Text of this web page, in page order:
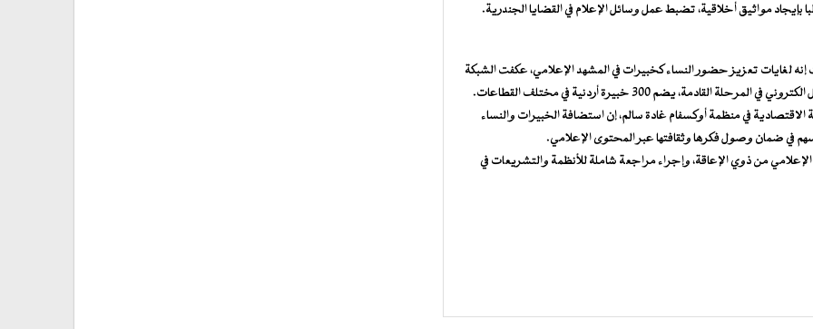
بإيجاد مواثيق أخلاقية، تضبط عمل وسائل الإعلام في القضايا الجندرية.
لغايات تعزيز حضور النساء كخبيرات في المشهد الإعلامي، عكفت الشبكة
يضم 300 خبيرة أردنية في مختلف القطاعات.
في منظمة أوكسفام غادة سالم، إن استضافة الخبيرات والنساء
في ضمان وصول فكرها وثقافتها عبر المحتوى الإعلامي.
من ذوي الإعاقة، وإجراء مراجعة شاملة للأنظمة والتشريعات في